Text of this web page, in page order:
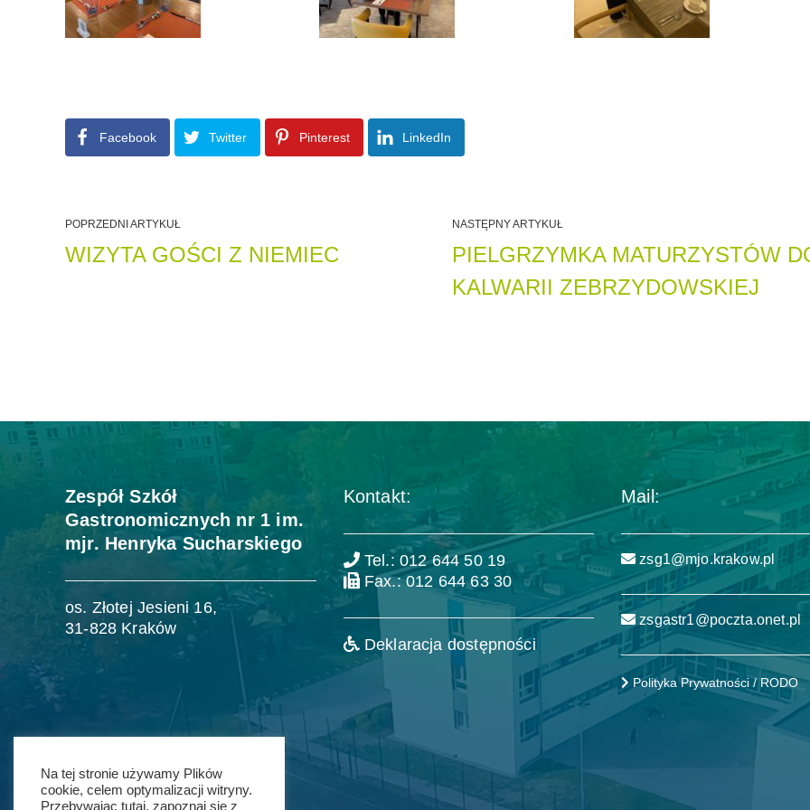
Facebook Twitter Pinterest LinkedIn
POPRZEDNI ARTYKUŁ
WIZYTA GOŚCI Z NIEMIEC
NASTĘPNY ARTYKUŁ
PIELGRZYMKA MATURZYSTÓW
KALWARII ZEBRZYDOWSKIEJ
Zespół Szkół
Gastronomicznych nr 1 im.
mjr. Henryka Sucharskiego
os. Złotej Jesieni 16,
31-828 Kraków
Kontakt:
Tel.: 012 644 50 19
Fax.: 012 644 63 30
Deklaracja dostępności
Mail:
zsg1@mjo.krakow.pl
zsgastr1@poczta.onet.pl
Polityka Prywatności / RODO
Na tej stronie używamy Plików
cookie, celem optymalizacji witryny.
Przebywając tutaj, zapoznaj się z